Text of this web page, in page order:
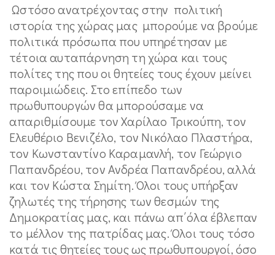
Ωστόσο ανατρέχοντας στην πολιτική
ιστορία της χώρας μας μπορούμε να βρούμε
πολιτικά πρόσωπα που υπηρέτησαν με
τέτοια αυταπάρνηση τη χώρα και τους
πολίτες της που οι θητείες τους έχουν μείνει
παροιμιώδεις. Στο επίπεδο των
πρωθυπουργών θα μπορούσαμε να
απαριθμίσουμε τον Χαρίλαο Τρικούπη, τον
Ελευθέριο Βενιζέλο, τον Νικόλαο Πλαστήρα,
τον Κωνσταντίνο Καραμανλή, τον Γεώργιο
Παπανδρέου, τον Ανδρέα Παπανδρέου, αλλά
και τον Κώστα Σημίτη. Όλοι τους υπήρξαν
ζηλωτές της τήρησης των θεσμών της
Δημοκρατίας μας, και πάνω απ΄όλα έβλεπαν
το μέλλον της πατρίδας μας. Όλοι τους τόσο
κατά τις θητείες τους ως πρωθυπουργοί, όσο